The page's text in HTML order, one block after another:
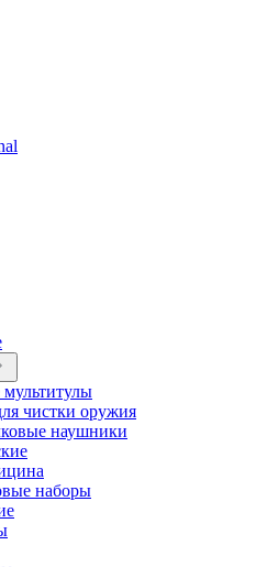
чистки оружия
наушники
наборы